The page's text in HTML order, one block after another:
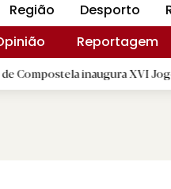
Região Desporto
Reportagem
inaugura XVI Jogos do Eixo